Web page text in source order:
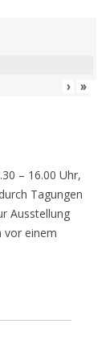
› »
– 16.00 Uhr,
Tagungen
Ausstellung
vor einem